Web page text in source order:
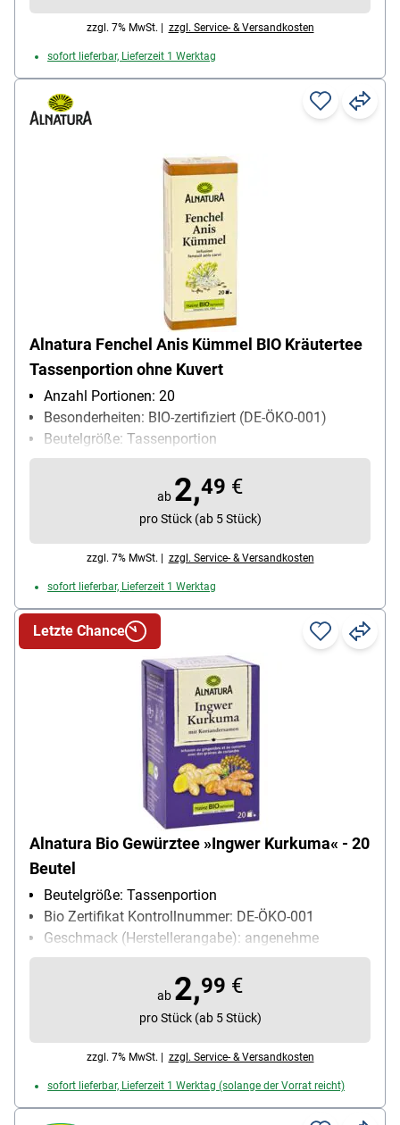
zzgl. 7% MwSt. | zzgl. Service- & Versandkosten
sofort lieferbar, Lieferzeit 1 Werktag
Alnatura Fenchel Anis Kümmel BIO Kräutertee
Tassenportion ohne Kuvert
Anzahl Portionen: 20
Besonderheiten: BIO-zertifiziert (DE-ÖKO-001)
Beutelgröße: Tassenportion
Bio Zertifikat Kontrollnummer: DE-ÖKO-001
Geschmack (Herstellerangabe): mild-würzig
Kuvert: ohne Kuvert
Teesorte: Kräutertee
Ziehzeit: 8-10 min
ab 2,49 €
pro Stück (ab 5 Stück)
zzgl. 7% MwSt. | zzgl. Service- & Versandkosten
sofort lieferbar, Lieferzeit 1 Werktag
Alnatura Bio Gewürztee »Ingwer Kurkuma« - 20
Beutel
Beutelgröße: Tassenportion
Bio Zertifikat Kontrollnummer: DE-ÖKO-001
Geschmack (Herstellerangabe): angenehme
schärfe, feinwürzig
Teesorte: Gewürztee
Ziehzeit: 8-10 min
Letzte Chance
ab 2,99 €
pro Stück (ab 5 Stück)
zzgl. 7% MwSt. | zzgl. Service- & Versandkosten
sofort lieferbar, Lieferzeit 1 Werktag (solange der Vorrat reicht)